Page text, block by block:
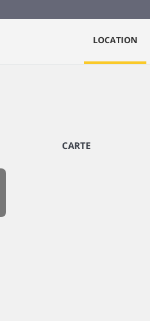
LOCATION
CARTE